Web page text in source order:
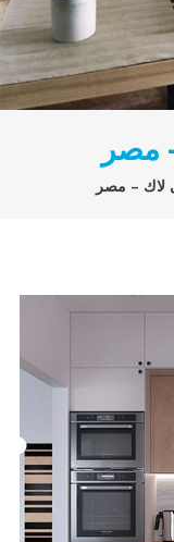
مصر
لاك – مصر